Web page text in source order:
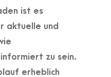
ist es
aktuelle und
zu sein.
erheblich